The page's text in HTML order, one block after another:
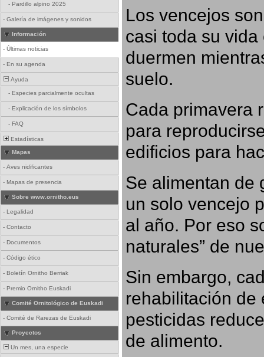
- Pardillo alpino 2025
- Galería de imágenes y sonidos
Información
- Últimas noticias
- En su agenda
Ayuda
- Especies parcialmente ocultas
- Explicación de los símbolos
- FAQ
Estadísticas
Mapas
- Aves nidificantes
- Mapas de presencia
Sobre www.ornitho.eus
- Legalidad
- Contacto
- Documentos
- Código ético
- Boletín Ornitho Berriak
- Premio Ornitho Euskadi
Comité Ornitológico de Euskadi
- Comité de Rarezas de Euskadi
Proyectos
Un mes, una especie
Los vencejos
casi toda su
duermen
suelo.
Cada primavera
para
edificios para
Se alimentan de
un solo vencejo
al año. Por eso
naturales” de
Sin embargo,
rehabilitación de
pesticidas
de alimento.